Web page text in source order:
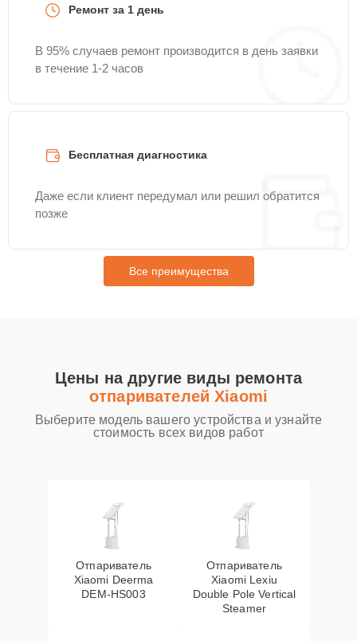
Ремонт за 1 день
В 95% случаев ремонт производится в день заявки
в течение 1-2 часов
Бесплатная диагностика
Даже если клиент передумал или решил обратится
позже
Все преимущества
Цены на другие виды ремонта
отпаривателей Xiaomi
Выберите модель вашего устройства и узнайте
стоимость всех видов работ
Отпариватель
Xiaomi Deerma
DEM-HS003
Отпариватель
Xiaomi Lexiu
Double Pole Vertical
Steamer